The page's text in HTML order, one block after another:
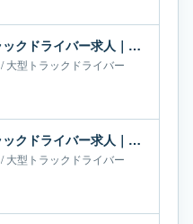
日神機工株式会社の大型トラックドライバー求人｜岡山県倉敷市｜月給66万-66万円
/大型トラックドライバー
一宮運輸株式会社の大型トラックドライバー求人｜千葉県船橋市｜月給56万-70万円
/大型トラックドライバー